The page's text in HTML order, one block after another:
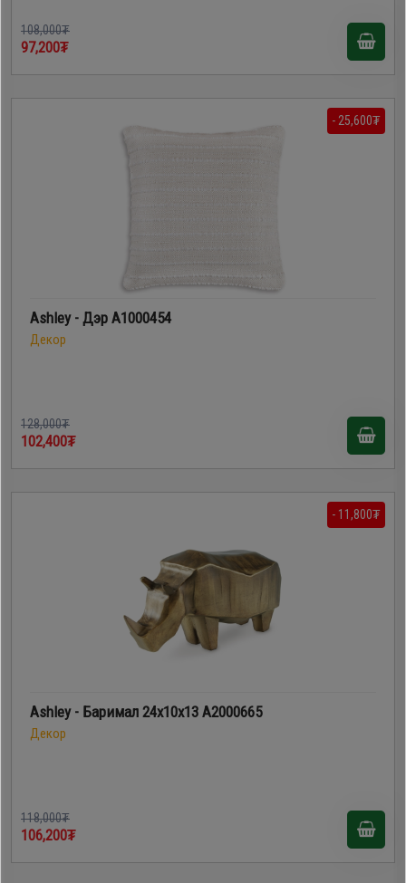
108,000₮
97,200₮
- 25,600₮
Ashley - Дэр A1000454
Декор
128,000₮
102,400₮
- 11,800₮
Ashley - Баримал 24х10х13 A2000665
Декор
118,000₮
106,200₮